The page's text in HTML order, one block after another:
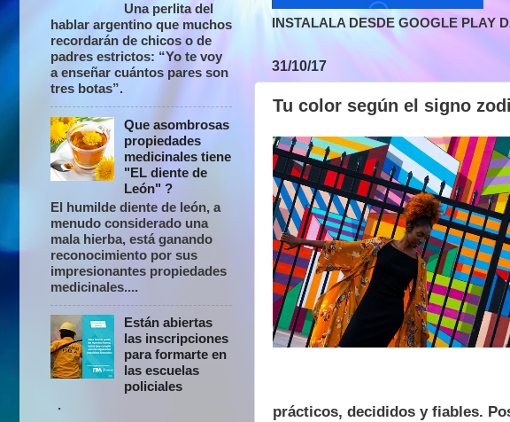
INSTALALA DESDE GOOGLE PLAY
31/10/17
Tu color según el signo
prácticos, decididos y fiables.
Una perlita del
hablar argentino que muchos
recordarán de chicos o de
padres estrictos: “Yo te voy
a enseñar cuántos pares son
tres botas”.
Que asombrosas
propiedades
medicinales tiene
"EL diente de
León" ?
El humilde diente de león, a
menudo considerado una
mala hierba, está ganando
reconocimiento por sus
impresionantes propiedades
medicinales....
Están abiertas
las inscripciones
para formarte en
las escuelas
policiales
.